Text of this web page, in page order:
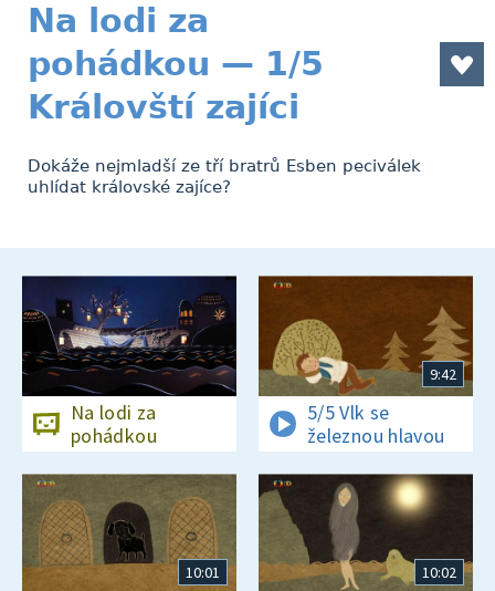
Na lodi za
pohádkou — 1/5
Královští zajíci
Dokáže nejmladší ze tří bratrů Esben peciválek
uhlídat královské zajíce?
Na lodi za
pohádkou
9:42
5/5 Vlk se
železnou hlavou
10:01 10:02